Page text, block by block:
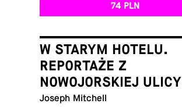
74 PLN
W STARYM HOTELU.
REPORTAŻE Z
NOWOJORSKIEJ ULICY
Joseph Mitchell